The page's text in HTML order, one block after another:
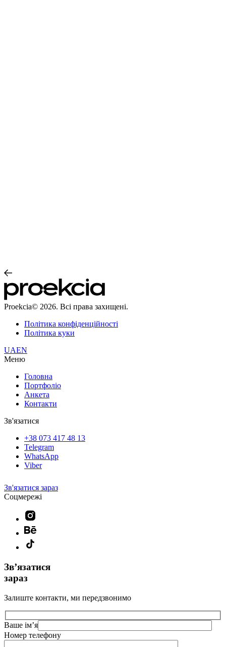
Proekcia© 2026. Всі права захищені.
Політика конфіденційності
Політика куки
UAEN
Меню
Головна
Портфоліо
Анкета
Контакти
Зв'язатися
+38 073 417 48 13
Telegram
WhatsApp
Viber
Зв'язатися зараз
Соцмережі
Звʼязатися
зараз
Залиште контакти, ми передзвонимо
Ваше ім’я
Номер телефону